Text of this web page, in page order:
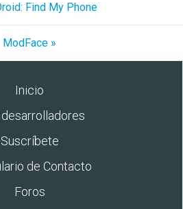
Find My Phone
ModFace »
Inicio
desarrolladores
Suscríbete
de Contacto
Foros